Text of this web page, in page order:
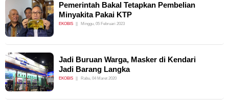
Pemerintah Bakal Tetapkan Pembelian
Minyakita Pakai KTP
EKOBIS Minggu, 05 Februari 2023
Jadi Buruan Warga, Masker di Kendari
Jadi Barang Langka
EKOBIS Rabu, 04 Maret 2020